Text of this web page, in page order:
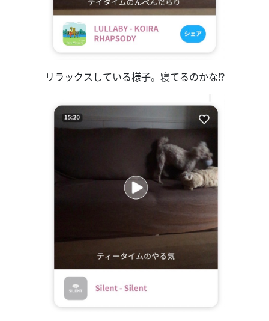
リラックスしている様子。寝てるのかな!?